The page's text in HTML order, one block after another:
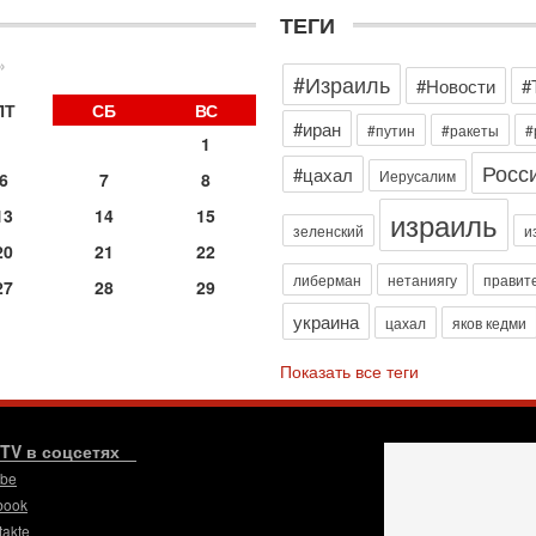
В
В
СБ
ВС
1
6 7
8
14
15
21
22
28
29
ТЕГИ
#Израиль
#Новости
#иран
#путин #ракеты
#цахал Иерусалим
зеленский израиль
либерман нетаниягу
украина цахал яков кедми
Показать все теги
в соцсетях